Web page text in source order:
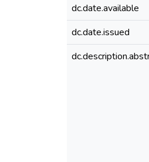
dc.date.available
dc.date.issued